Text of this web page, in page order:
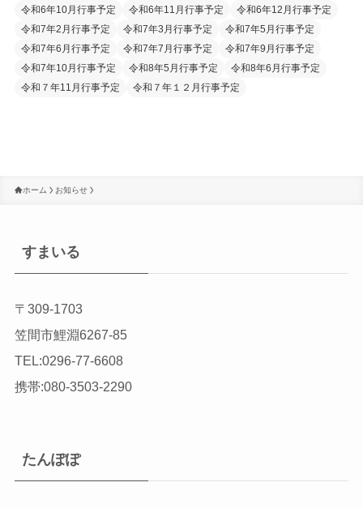
令和6年10月行事予定
令和6年11月行事予定
令和6年12月行事予定
令和7年2月行事予定
令和7年3月行事予定
令和7年5月行事予定
令和7年6月行事予定
令和7年7月行事予定
令和7年9月行事予定
令和7年10月行事予定
令和8年5月行事予定
令和8年6月行事予定
令和７年11月行事予定
令和７年１２月行事予定
ホーム お知らせ
すまいる
〒309-1703
笠間市鯉淵6267-85
TEL:0296-77-6608
携帯:080-3503-2290
たんぽぽ